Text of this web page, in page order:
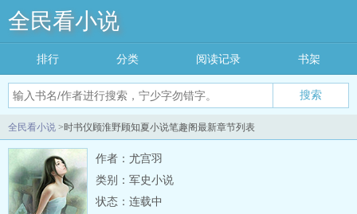
全民看小说
搜索
排行 分类 阅读记录 书架
全民看小说 >时书仪顾淮野顾知夏小说笔趣阁最新章节列表
作者：尤宫羽
类别：军史小说
状态：连载中